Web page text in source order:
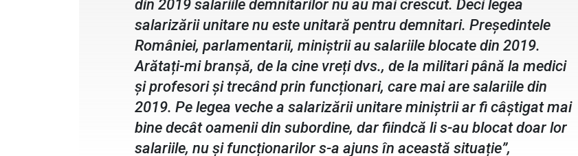
din 2019 salariile demnitarilor nu au mai crescut. Deci legea
salarizării unitare nu este unitară pentru demnitari. Președintele
României, parlamentarii, miniștrii au salariile blocate din 2019.
Arătați-mi branșă, de la cine vreți dvs., de la militari până la medici
și profesori și trecând prin funcționari, care mai are salariile din
2019. Pe legea veche a salarizării unitare miniștrii ar fi câștigat mai
bine decât oamenii din subordine, dar fiindcă li s-au blocat doar lor
salariile, nu și funcționarilor s-a ajuns în această situație”,